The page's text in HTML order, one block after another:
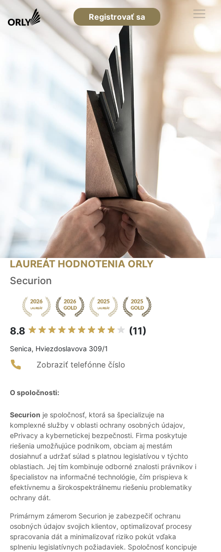
Registrovať sa
LAUREÁT HODNOTENIA ORLY
Securion
8.8 (11)
Senica, Hviezdoslavova 309/1
Zobraziť telefónne číslo
O spoločnosti:
Securion je spoločnosť, ktorá sa špecializuje na
komplexné služby v oblasti ochrany osobných údajov,
ePrivacy a kybernetickej bezpečnosti. Firma poskytuje
riešenia umožňujúce podnikom, obciam aj mestám
dosiahnuť a udržať súlad s platnou legislatívou v týchto
oblastiach. Jej tím kombinuje odborné znalosti právnikov i
špecialistov na informačné technológie, čím prispieva k
efektívnemu a širokospektrálnemu riešeniu problematiky
ochrany dát.
Primárnym zámerom Securion je zabezpečiť ochranu
osobných údajov svojich klientov, optimalizovať procesy
spracovania dát a minimalizovať riziko pokút vďaka
splneniu legislatívnych požiadaviek. Spoločnosť koncipuje